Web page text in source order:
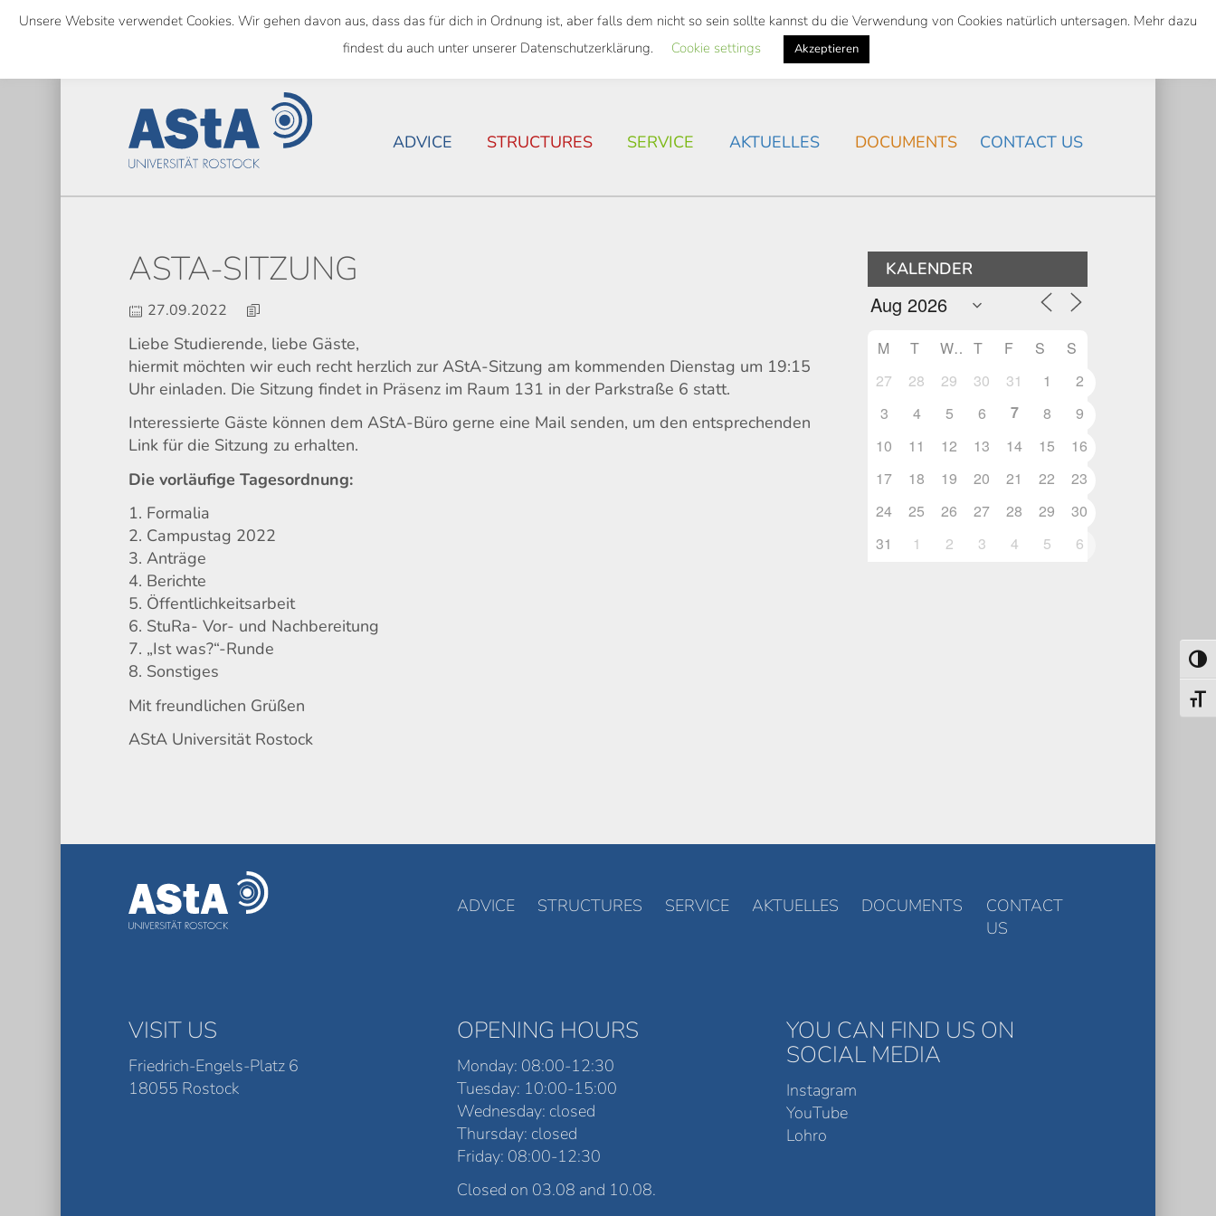
Skip
content
Suche
Search
NATIONWIDE SEMESTER TICKET HOUSING SITUATION IN ROSTOCK NEWS
ADVICE STRUCTURES SERVICE AKTUELLES DOCUMENTS CONTACT US
ASTA-SITZUNG
27.09.2022
Liebe Studierende, liebe Gäste,
hiermit möchten wir euch recht herzlich zur AStA-Sitzung am kommenden Dienstag um 19:15
Uhr einladen. Die Sitzung findet in Präsenz im Raum 131 in der Parkstraße 6 statt.
Interessierte Gäste können dem AStA-Büro gerne eine Mail senden, um den entsprechenden
Link für die Sitzung zu erhalten.
Die vorläufige Tagesordnung:
1. Formalia
2. Campustag 2022
3. Anträge
4. Berichte
5. Öffentlichkeitsarbeit
6. StuRa- Vor- und Nachbereitung
7. „Ist was?“-Runde
8. Sonstiges
Mit freundlichen Grüßen
AStA Universität Rostock
KALENDER
M T W T F S
S
27
28 29 30 31 1
2
3
4 5 6 7 8
9
10
11 12 13 14 15
16
17
18 19 20 21 22
23
24
25 26 27 28 29
30
31
1 2 3 4 5 6
ADVICE STRUCTURES SERVICE AKTUELLES DOCUMENTS
CONTACT
US
VISIT US
Friedrich-Engels-Platz 6
18055 Rostock
OPENING HOURS
Monday: 08:00-12:30
Tuesday: 10:00-15:00
Wednesday: closed
Thursday: closed
Friday: 08:00-12:30
Closed on 03.08 and 10.08.
YOU CAN FIND US ON
SOCIAL MEDIA
Instagram
YouTube
Lohro
Unsere Website verwendet Cookies. Wir gehen davon aus, dass das für dich in Ordnung ist, aber falls dem nicht so sein sollte kannst du die Verwendung von Cookies natürlich untersagen. Mehr dazu
findest du auch unter unserer Datenschutzerklärung.
Cookie settings Akzeptieren